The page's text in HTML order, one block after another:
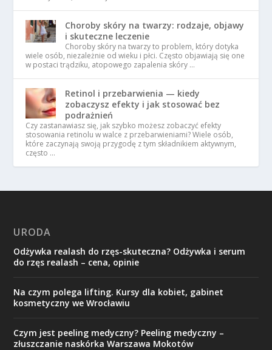
Choroby skóry na twarzy: rodzaje, objawy
i skuteczne leczenie
Choroby skóry na twarzy to problem, który dotyka
wiele osób, niezależnie od wieku i płci. Często objawiają się one
w postaci trądziku, atopowego zapalenia skóry …
Retinol i przebarwienia — kiedy
zobaczysz efekty i jak stosować bez
podrażnień
Czy zastanawiasz się, jak szybko możesz zobaczyć efekty
stosowania retinolu w walce z przebarwieniami? Wiele osób,
które zaczynają swoją przygodę z tym składnikiem aktywnym,
często …
URODA
Odżywka realash do rzęs-skuteczna? Odżywka i serum
do rzęs realash – cena, opinie
Na czym polega lifting. Kursy dla kobiet, gabinet
kosmetyczny we Wrocławiu
Czym jest peeling medyczny? Peeling medyczny –
złuszczanie naskórka Warszawa Mokotów